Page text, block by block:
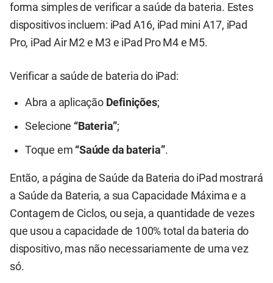
forma simples de verificar a saúde da bateria. Estes
dispositivos incluem: iPad A16, iPad mini A17, iPad
Pro, iPad Air M2 e M3 e iPad Pro M4 e M5.
Verificar a saúde de bateria do iPad:
Abra a aplicação Definições;
Selecione “Bateria”;
Toque em “Saúde da bateria”.
Então, a página de Saúde da Bateria do iPad mostrará
a Saúde da Bateria, a sua Capacidade Máxima e a
Contagem de Ciclos, ou seja, a quantidade de vezes
que usou a capacidade de 100% total da bateria do
dispositivo, mas não necessariamente de uma vez
só.